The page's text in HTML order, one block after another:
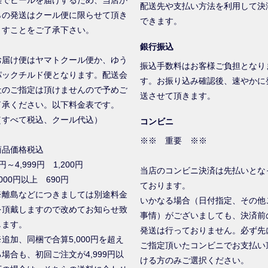
の発送はクール便に限らせて頂き
ことをご了承下さい。
届け便はヤマトクール便か、ゆう
ックチルド便となります。配送会
のご指定は頂けませんので予めご
ください。以下料金表です。
べて税込、クール代込）
品価格税込
～4,999円 1,200円
円以上 690円
島などにつきましては別途料金
頂戴しますので改めてお知らせ致
す。
加、同梱で合算5,000円を超え
場合も、初回ご注文が4,999円以
配送先や支払い方法を利用して決
できます。
銀行振込
振込手数料はお客様ご負担となり
す。お振り込み確認後、速やかに
送させて頂きます。
コンビニ
※※ 重要 ※※
当店のコンビニ決済は先払いとな
ております。
いかなる場合（日付指定、その他
事情）がございましても、決済前
発送は行っておりません。必ず先
ご指定頂いたコンビニでお支払い
ける方のみご選択ください。